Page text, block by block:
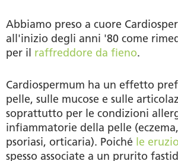
Abbiamo preso a cuore
all'inizio degli anni '80 come
per il raffreddore da fieno.
Cardiospermum ha un effetto
pelle, sulle mucose e sulle
soprattutto per le condizioni
infiammatorie della pelle
psoriasi, orticaria). Poiché le
spesso associate a un prurito